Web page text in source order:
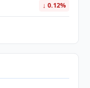
↓ 0.12%